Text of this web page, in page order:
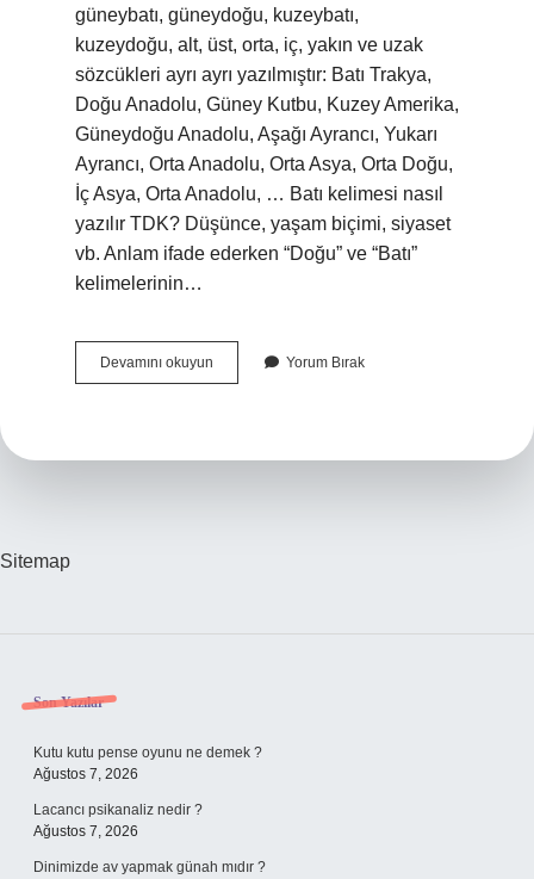
güneybatı, güneydoğu, kuzeybatı,
kuzeydoğu, alt, üst, orta, iç, yakın ve uzak
sözcükleri ayrı ayrı yazılmıştır: Batı Trakya,
Doğu Anadolu, Güney Kutbu, Kuzey Amerika,
Güneydoğu Anadolu, Aşağı Ayrancı, Yukarı
Ayrancı, Orta Anadolu, Orta Asya, Orta Doğu,
İç Asya, Orta Anadolu, … Batı kelimesi nasıl
yazılır TDK? Düşünce, yaşam biçimi, siyaset
vb. Anlam ifade ederken “Doğu” ve “Batı”
kelimelerinin…
Devamını okuyun
Anadolu
Yorum Bırak
Sitemap
Sidebar
Son Yazılar
Kutu kutu pense oyunu ne demek ?
Ağustos 7, 2026
Lacancı psikanaliz nedir ?
Ağustos 7, 2026
Dinimizde av yapmak günah mıdır ?